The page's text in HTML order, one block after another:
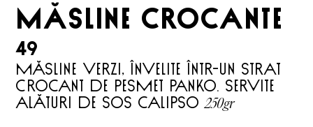
măsline crocante
49
Măsline verzi, învelite într-un strat
crocant de pesmet panko. Servite
alături de sos calipso250gr